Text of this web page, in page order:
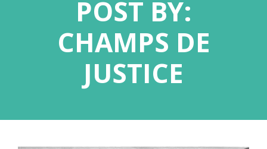
POST BY:
CHAMPS DE
JUSTICE